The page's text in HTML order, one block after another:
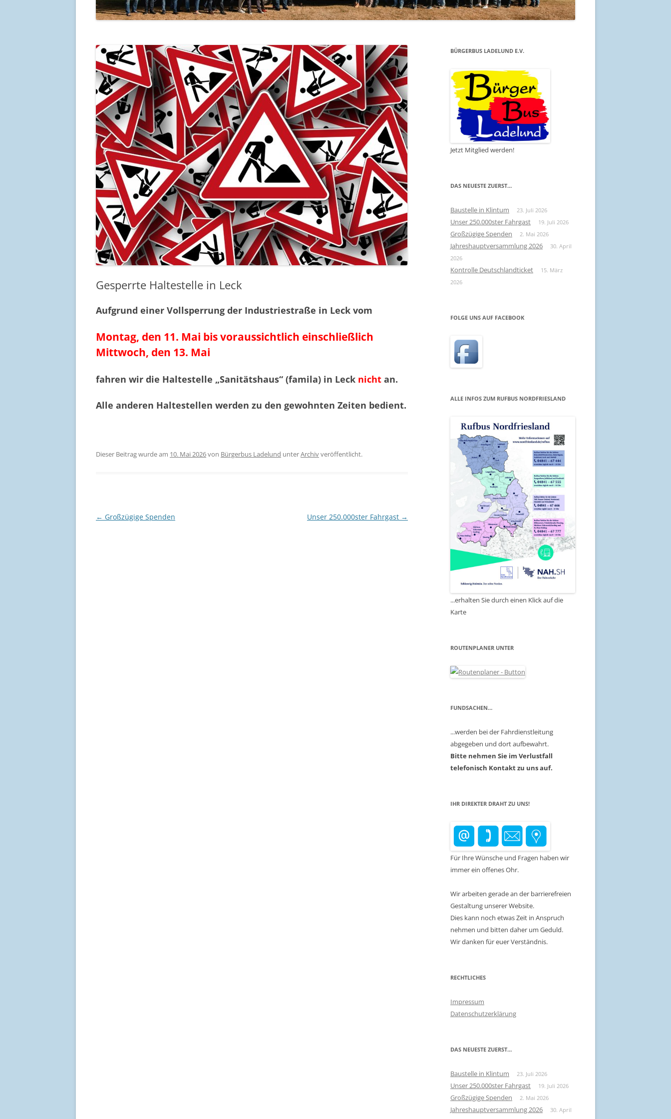
Gesperrte Haltestelle in Leck
Aufgrund einer Vollsperrung der Industriestraße in Leck vom
Montag, den 11. Mai bis voraussichtlich einschließlich
Mittwoch, den 13. Mai
fahren wir die Haltestelle „Sanitätshaus“ (famila) in Leck nicht an.
Alle anderen Haltestellen werden zu den gewohnten Zeiten bedient.
Dieser Beitrag wurde am 10. Mai 2026von Bürgerbus Ladelund unterArchivveröffentlicht.
Beitragsnavigation
← Großzügige Spenden Unser 250.000ster Fahrgast →
BÜRGERBUS LADELUND E.V.
Jetzt Mitglied werden!
DAS NEUESTE ZUERST…
Baustelle in Klintum 23. Juli 2026
Unser 250.000ster Fahrgast 19. Juli 2026
Großzügige Spenden 2. Mai 2026
Jahreshauptversammlung 2026
30. April
2026
Kontrolle Deutschlandticket
15. März
2026
FOLGE UNS AUF FACEBOOK
ALLE INFOS ZUM RUFBUS NORDFRIESLAND
...erhalten Sie durch einen Klick auf die
Karte
ROUTENPLANER UNTER
FUNDSACHEN…
...werden bei der Fahrdienstleitung
abgegeben und dort aufbewahrt.
Bitte nehmen Sie im Verlustfall
telefonisch Kontakt zu uns auf.
IHR DIREKTER DRAHT ZU UNS!
Für Ihre Wünsche und Fragen haben wir
immer ein offenes Ohr.
Wir arbeiten gerade an der barrierefreien
Gestaltung unserer Website.
Dies kann noch etwas Zeit in Anspruch
nehmen und bitten daher um Geduld.
Wir danken für euer Verständnis.
RECHTLICHES
Impressum
Datenschutzerklärung
DAS NEUESTE ZUERST…
Baustelle in Klintum 23. Juli 2026
Unser 250.000ster Fahrgast 19. Juli 2026
Großzügige Spenden 2. Mai 2026
Jahreshauptversammlung 2026
30. April